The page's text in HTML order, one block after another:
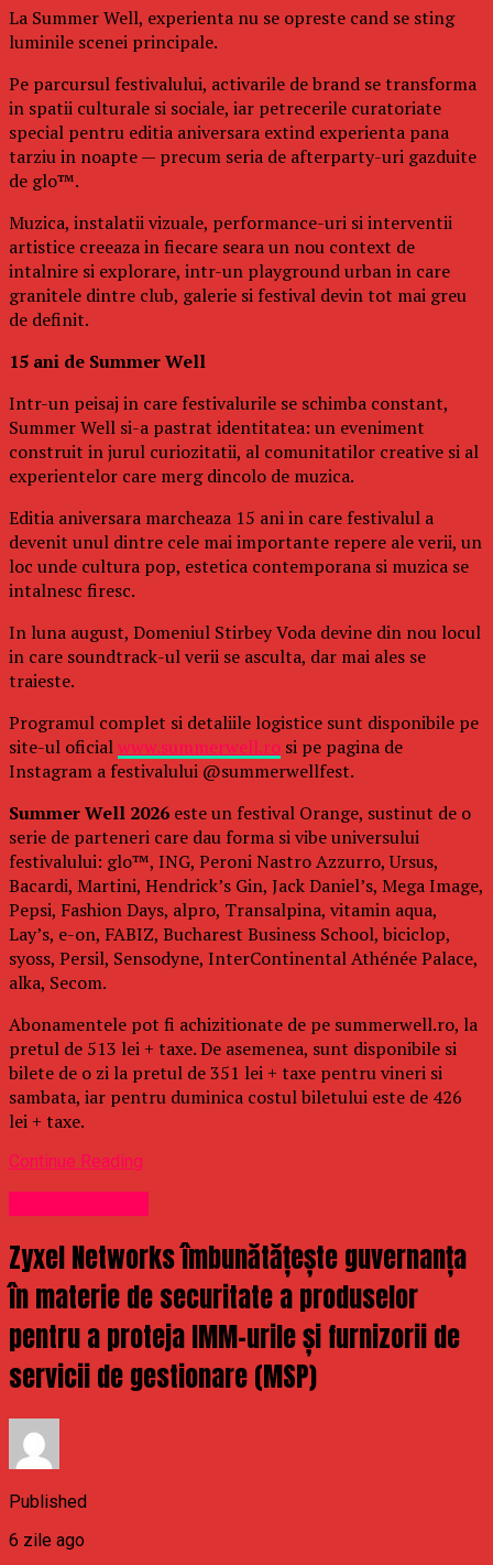
La Summer Well, experienta nu se opreste cand se sting
luminile scenei principale.
Pe parcursul festivalului, activarile de brand se transforma
in spatii culturale si sociale, iar petrecerile curatoriate
special pentru editia aniversara extind experienta pana
tarziu in noapte — precum seria de afterparty-uri gazduite
de glo™.
Muzica, instalatii vizuale, performance-uri si interventii
artistice creeaza in fiecare seara un nou context de
intalnire si explorare, intr-un playground urban in care
granitele dintre club, galerie si festival devin tot mai greu
de definit.
15 ani de Summer Well
Intr-un peisaj in care festivalurile se schimba constant,
Summer Well si-a pastrat identitatea: un eveniment
construit in jurul curiozitatii, al comunitatilor creative si al
experientelor care merg dincolo de muzica.
Editia aniversara marcheaza 15 ani in care festivalul a
devenit unul dintre cele mai importante repere ale verii, un
loc unde cultura pop, estetica contemporana si muzica se
intalnesc firesc.
In luna august, Domeniul Stirbey Voda devine din nou locul
in care soundtrack-ul verii se asculta, dar mai ales se
traieste.
Programul complet si detaliile logistice sunt disponibile pe
site-ul oficialwww.summerwell.ro si pe pagina de
Instagram a festivalului @summerwellfest.
Summer Well 2026 este un festival Orange, sustinut de o
serie de parteneri care dau forma si vibe universului
festivalului: glo™, ING, Peroni Nastro Azzurro, Ursus,
Bacardi, Martini, Hendrick’s Gin, Jack Daniel’s, Mega Image,
Pepsi, Fashion Days, alpro, Transalpina, vitamin aqua,
Lay’s, e-on, FABIZ, Bucharest Business School, biciclop,
syoss, Persil, Sensodyne, InterContinental Athénée Palace,
alka, Secom.
Abonamentele pot fi achizitionate de pe summerwell.ro, la
pretul de 513 lei + taxe. De asemenea, sunt disponibile si
bilete de o zi la pretul de 351 lei + taxe pentru vineri si
sambata, iar pentru duminica costul biletului este de 426
lei + taxe.
Continue Reading
Zyxel Networks îmbunătățește guvernanța
în materie de securitate a produselor
pentru a proteja IMM-urile și furnizorii de
servicii de gestionare (MSP)
Published
6 zile ago